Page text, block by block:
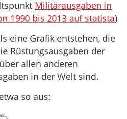
Militärausgaben in
1990 bis 2013 auf statista)
eine Grafik entstehen, die
Rüstungsausgaben der
allen anderen
in der Welt sind.
so aus: